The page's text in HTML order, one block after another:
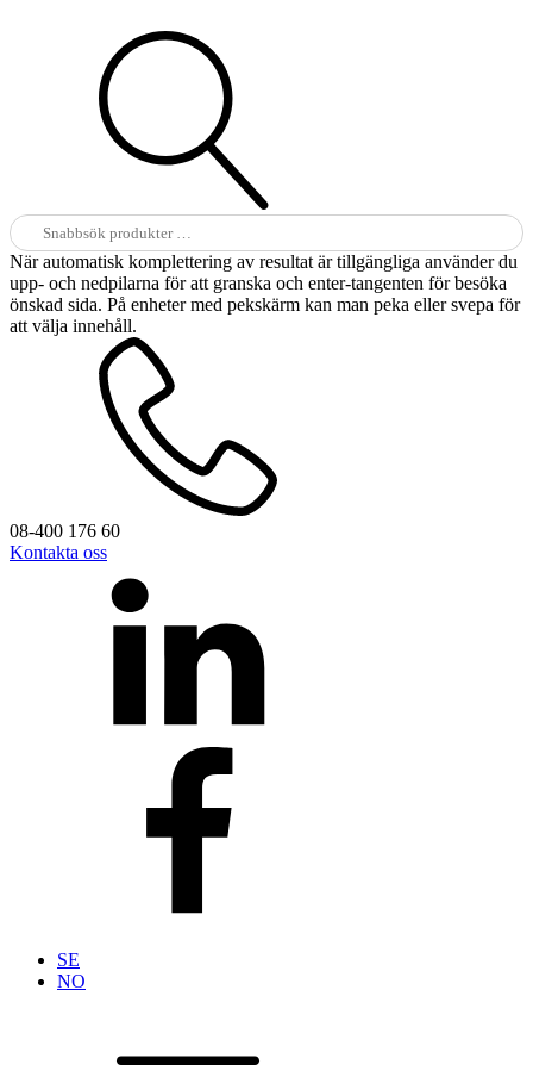
Sök
efter:
När automatisk komplettering av resultat är tillgängliga använder du
upp- och nedpilarna för att granska och enter-tangenten för besöka
önskad sida. På enheter med pekskärm kan man peka eller svepa för
att välja innehåll.
08-400 176 60
Kontakta oss
SE
NO